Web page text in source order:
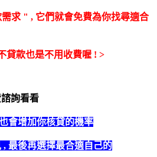
求 " , 它們就會免費為你找尋適合
貸款也是不用收費喔 ! >
詢看看
會增加你核貸的機率
最後再選擇最合適自己的